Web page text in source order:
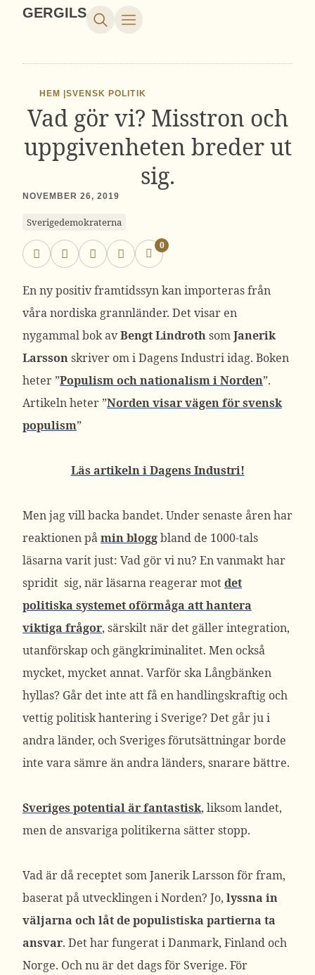
GERGILS
HEM |SVENSK POLITIK
Vad gör vi? Misstron och
uppgivenheten breder ut
sig.
NOVEMBER 26, 2019
Sverigedemokraterna
0
En ny positiv framtidssyn kan importeras från
våra nordiska grannländer. Det visar en
nygammal bok avBengt LindrothsomJanerik
Larssonskriver om i Dagens Industri idag. Boken
heter ”Populism och nationalism i Norden”.
Artikeln heter ”Norden visar vägen för svensk
populism”
Läs artikeln i Dagens Industri!
Men jag vill backa bandet. Under senaste åren har
reaktionen påmin bloggbland de 1000-tals
läsarna varit just: Vad gör vi nu? En vanmakt har
spridit sig, när läsarna reagerar motdet
politiska systemet oförmåga att hantera
viktiga frågor, särskilt när det gäller integration,
utanförskap och gängkriminalitet. Men också
mycket, mycket annat. Varför ska Långbänken
hyllas? Går det inte att få en handlingskraftig och
vettig politisk hantering i Sverige? Det går ju i
andra länder, och Sveriges förutsättningar borde
inte vara sämre än andra länders, snarare bättre.
Sveriges potential är fantastisk, liksom landet,
men de ansvariga politikerna sätter stopp.
Vad är då receptet som Janerik Larsson för fram,
baserat på utvecklingen i Norden? Jo, lyssna in
väljarna och låt de populistiska partierna ta
ansvar. Det har fungerat i Danmark, Finland och
Norge. Och nu är det dags för Sverige. För